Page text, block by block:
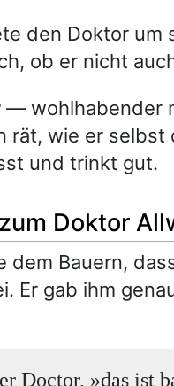
den Doktor um
ob er nicht
— wohlhabender
rät, wie er
und trinkt gut.
Doktor
dem Bauern,
Er gab ihm
Doctor, »das ist